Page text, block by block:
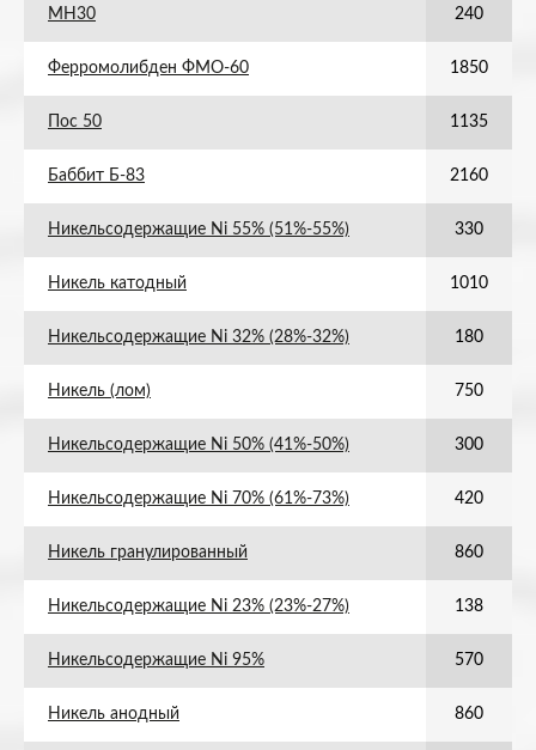
МН30 240
Ферромолибден ФМО-60 1850
Пос 50 1135
Баббит Б-83 2160
Никельсодержащие Ni 55% (51%-55%) 330
Никель катодный 1010
Никельсодержащие Ni 32% (28%-32%) 180
Никель (лом) 750
Никельсодержащие Ni 50% (41%-50%) 300
Никельсодержащие Ni 70% (61%-73%) 420
Никель гранулированный 860
Никельсодержащие Ni 23% (23%-27%) 138
Никельсодержащие Ni 95% 570
Никель анодный 860